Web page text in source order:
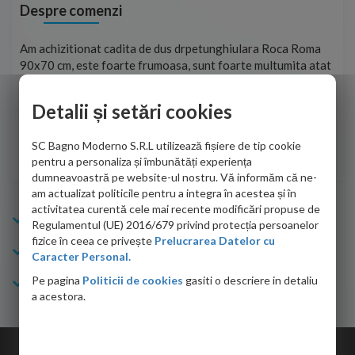
Despre comenzi
Am achizitionat cadita de dus drpetunghiulara Roca Roma
90x70 cm, este foarte frumoasa, sunt foarte multumita atat
de personalul firmei dvs. cu care am colaborat in obtinerea
adus coletul in siguranta.Numai bine, va doresc!
Sofrone Viviana -28.07.2026
Info Bagno
Cumparaturi
Suport clienti
Detalii și setări cookies
SC Bagno Moderno S.R.L utilizează fișiere de tip cookie
pentru a personaliza și îmbunătăți experiența
dumneavoastră pe website-ul nostru. Vă informăm că ne-
am actualizat politicile pentru a integra în acestea și în
activitatea curentă cele mai recente modificări propuse de
Regulamentul (UE) 2016/679 privind protecția persoanelor
fizice în ceea ce privește Prelucrarea Datelor cu
Caracter Personal.
Pe pagina Politicii de cookies gasiti o descriere in detaliu
a acestora.